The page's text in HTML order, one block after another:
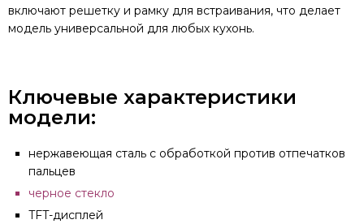
включают решетку и рамку для встраивания, что делает
модель универсальной для любых кухонь.
Ключевые характеристики
модели:
нержавеющая сталь с обработкой против отпечатков
пальцев
черное стекло
TFT-дисплей